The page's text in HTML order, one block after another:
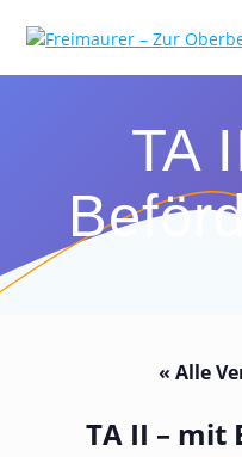
TA
« Alle
TA II – mit